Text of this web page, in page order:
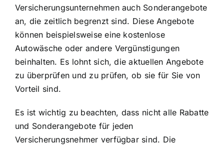
Versicherungsunternehmen auch Sonderangebote
an, die zeitlich begrenzt sind. Diese Angebote
können beispielsweise eine kostenlose
Autowäsche oder andere Vergünstigungen
beinhalten. Es lohnt sich, die aktuellen Angebote
zu überprüfen und zu prüfen, ob sie für Sie von
Vorteil sind.
Es ist wichtig zu beachten, dass nicht alle Rabatte
und Sonderangebote für jeden
Versicherungsnehmer verfügbar sind. Die